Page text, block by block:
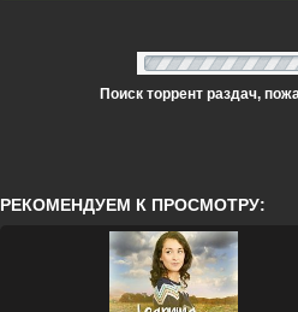
Поиск торрент раздач,
РЕКОМЕНДУЕМ К ПРОСМОТРУ: